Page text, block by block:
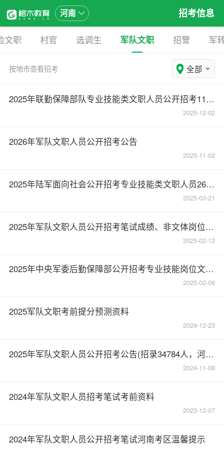
河南 招考信息
文职 村官 选调生 军队文职 招警 军
按地市查看招考 全部
2025年联勤保障部队专业技能类文职人员公开招考1120人（河南49人）
2025-12-02
2026年军队文职人员公开招考公告
2025-11-02
2025年陆军面向社会公开招考专业技能类文职人员2664人（河南17人）
2025-03-21
2025年军队文职人员公开招考笔试成绩、非文体岗位入围人员名单和文体岗位预选对象名单公布
2025-02-12
2025年中央军委后勤保障部公开招考专业技能岗位文职人员公告
2025-02-08
2025军队文职考前提分预测资料
2024-12-23
2025年军队文职人员公开招考公告(招录34784人，河南1443人)
2024-11-08
2024年军队文职人员招考笔试考前资料
2023-12-07
2024年军队文职人员公开招考笔试河南考区温馨提示